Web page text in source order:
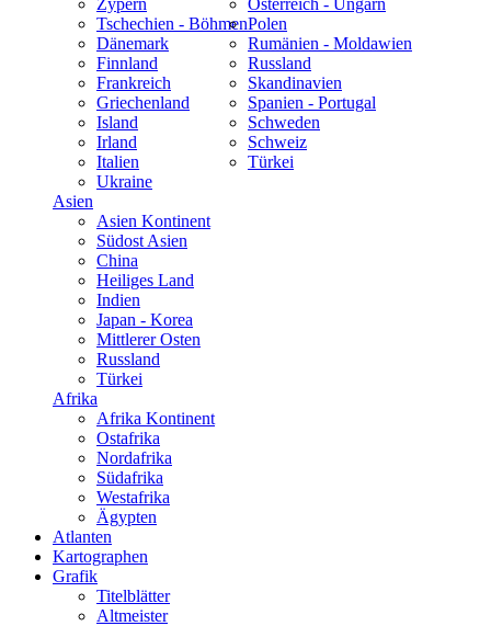
Zypern
Tschechien - Böhmen
Dänemark
Finnland
Frankreich
Griechenland
Island
Irland
Italien
Österreich - Ungarn
Polen
Rumänien - Moldawien
Russland
Skandinavien
Spanien - Portugal
Schweden
Schweiz
Türkei
Ukraine
Asien
Asien Kontinent
Südost Asien
China
Heiliges Land
Indien
Japan - Korea
Mittlerer Osten
Russland
Türkei
Afrika
Afrika Kontinent
Ostafrika
Nordafrika
Südafrika
Westafrika
Ägypten
Atlanten
Kartographen
Grafik
Titelblätter
Altmeister